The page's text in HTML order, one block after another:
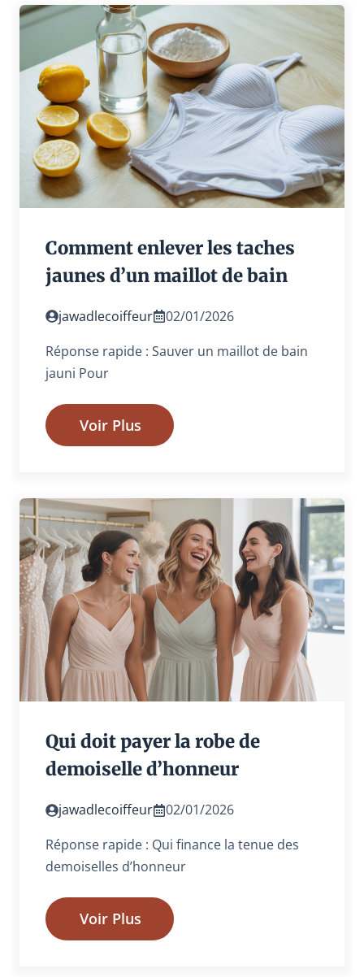
Comment enlever les taches
jaunes d’un maillot de bain
jawadlecoiffeur
02/01/2026
Réponse rapide : Sauver un maillot de bain
jauni Pour
Voir Plus
Qui doit payer la robe de
demoiselle d’honneur
jawadlecoiffeur
02/01/2026
Réponse rapide : Qui finance la tenue des
demoiselles d’honneur
Voir Plus